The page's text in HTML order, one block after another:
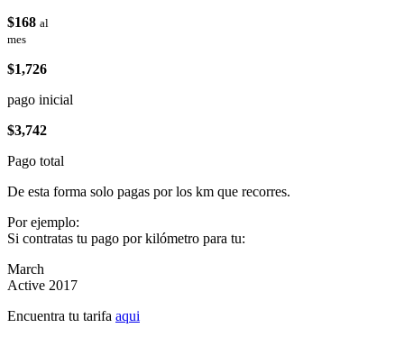
$168 al
mes
$1,726
pago inicial
$3,742
Pago total
De esta forma solo pagas por los km que recorres.
Por ejemplo:
Si contratas tu pago por kilómetro para tu:
March
Active 2017
Encuentra tu tarifa aqui